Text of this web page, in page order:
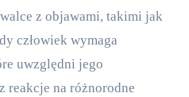
z objawami, takimi jak
człowiek wymaga
uwzględni jego
reakcje na różnorodne